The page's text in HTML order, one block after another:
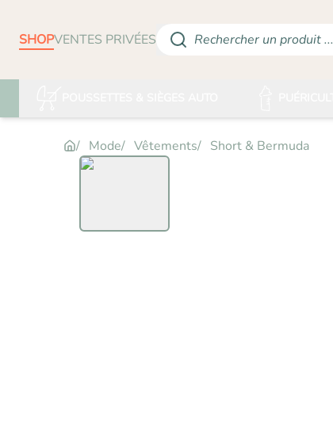
SHOPVENTES PRIVÉES Rechercher un produit ...
Mode Vêtements Short & Bermuda